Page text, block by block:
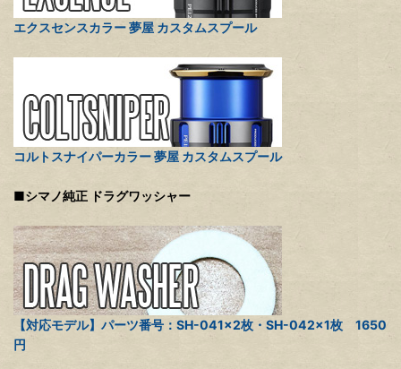
エクスセンスカラー 夢屋 カスタムスプール
コルトスナイパーカラー 夢屋 カスタムスプール
■シマノ純正 ドラグワッシャー
【対応モデル】パーツ番号：SH-041×2枚・SH-042×1枚 1650
円